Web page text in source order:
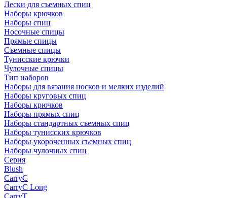
Лески для съемных спиц
Наборы крючков
Наборы спиц
Носочные спицы
Прямые спицы
Съемные спицы
Тунисские крючки
Чулочные спицы
Тип наборов
Наборы для вязания носков и мелких изделий
Наборы круговых спиц
Наборы крючков
Наборы прямых спиц
Наборы стандартных съемных спиц
Наборы тунисских крючков
Наборы укороченных съемных спиц
Наборы чулочных спиц
Серия
Blush
CarryC
CarryC Long
CarryT